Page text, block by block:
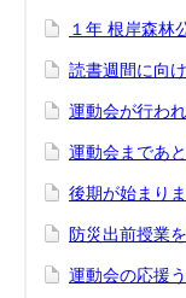
１年 根岸森林
読書週間に向
運動会が行われ
運動会まであ
後期が始まり
防災出前授業
運動会の応援